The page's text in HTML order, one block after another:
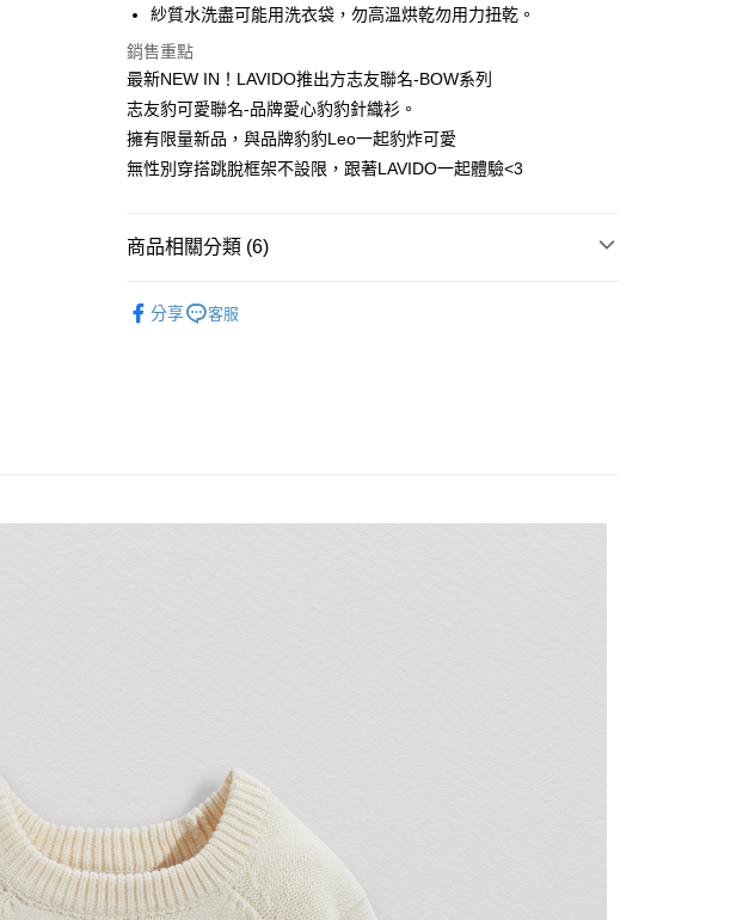
醒簡訊。
帳／街口支付／iPASS MONEY」等通路繳費。
1.本服務係由「台灣大哥大股份有限公司」（以下簡稱本公司）所提供，讓
用戶於交易時，得透過本服務購買商品或服務，並由商店將買賣／分期付
款買賣價金債權讓與本公司後，依約使用本公司帳單繳交帳款。
2.基於同意付款使用「大哥付你分期」之契約關係目的，商店將以您的個人
3.完整用戶服務條款，請詳閱以下連結：
每筆NT$60，滿NT$1,200(含以上)免運費
7-11取貨付款
每筆NT$60，滿NT$1,500(含以上)免運費
付款後7-11取貨
每筆NT$60，滿NT$1,500(含以上)免運費
每筆NT$100，滿NT$3,000(含以上)免運費
紗質水洗盡可能用洗衣袋，勿高溫烘乾勿用力扭乾。
銷售重點
最新NEW IN！LAVIDO推出方志友聯名-BOW系列
志友豹可愛聯名-品牌愛心豹豹針織衫。
擁有限量新品，與品牌豹豹Leo一起豹炸可愛
無性別穿搭跳脫框架不設限，跟著LAVIDO一起體驗<3
商品相關分類 (6)
分享 客服